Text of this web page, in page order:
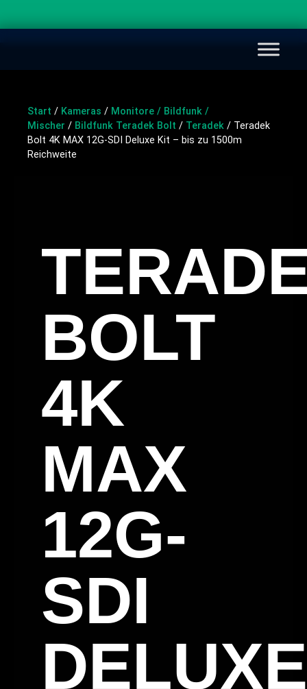
Start / Kameras / Monitore / Bildfunk /
Mischer / Bildfunk Teradek Bolt / Teradek / Teradek
Bolt 4K MAX 12G-SDI Deluxe Kit – bis zu 1500m
Reichweite
BOLT
4K
MAX
12G-
SDI
DELUXE